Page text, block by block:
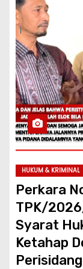
HUKUM & KRIMINAL
Perkara
TPK/
Syarat
Ketahap